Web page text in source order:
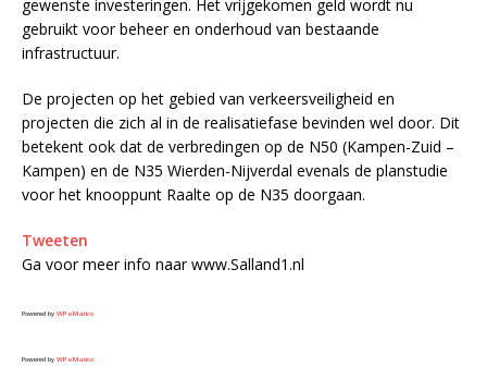
gewenste investeringen. Het vrijgekomen geld wordt nu
gebruikt voor beheer en onderhoud van bestaande
infrastructuur.
De projecten op het gebied van verkeersveiligheid en
projecten die zich al in de realisatiefase bevinden wel door. Dit
betekent ook dat de verbredingen op de N50 (Kampen-Zuid –
Kampen) en de N35 Wierden-Nijverdal evenals de planstudie
voor het knooppunt Raalte op de N35 doorgaan.
Tweeten
Ga voor meer info naar www.Salland1.nl
Powered by WPeMatico
Powered by WPeMatico